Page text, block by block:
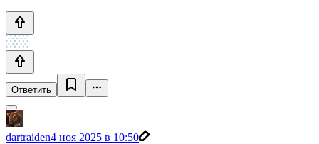
Ответить
dartraiden4 ноя 2025 в 10:50